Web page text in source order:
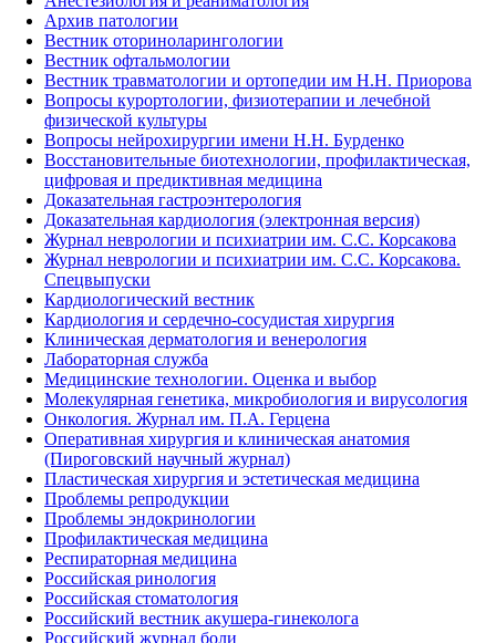
Архив патологии
Вестник оториноларингологии
Вестник офтальмологии
Вестник травматологии и ортопедии им Н.Н. Приорова
Вопросы курортологии, физиотерапии и лечебной
физической культуры
Вопросы нейрохирургии имени Н.Н. Бурденко
Восстановительные биотехнологии, профилактическая,
цифровая и предиктивная медицина
Доказательная гастроэнтерология
Доказательная кардиология (электронная версия)
Журнал неврологии и психиатрии им. С.С. Корсакова
Журнал неврологии и психиатрии им. С.С. Корсакова.
Спецвыпуски
Кардиологический вестник
Кардиология и сердечно-сосудистая хирургия
Клиническая дерматология и венерология
Лабораторная служба
Медицинские технологии. Оценка и выбор
Молекулярная генетика, микробиология и вирусология
Онкология. Журнал им. П.А. Герцена
Оперативная хирургия и клиническая анатомия
(Пироговский научный журнал)
Пластическая хирургия и эстетическая медицина
Проблемы репродукции
Проблемы эндокринологии
Профилактическая медицина
Респираторная медицина
Российская ринология
Российская стоматология
Российский вестник акушера-гинеколога
Российский журнал боли